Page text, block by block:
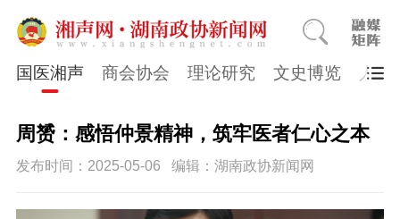
国医湘声 商会协会 理论研究 文史博览 人物
周赟：感悟仲景精神，筑牢医者仁心之本
发布时间：2025-05-06 编辑：湖南政协新闻网